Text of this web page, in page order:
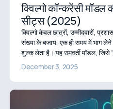
क्विल्गो कॉन्करेंसी
सीट्स (2025)
क्विल्गो केवल छात्रों, उम्मीदवारों,
संख्या के बजाय, एक ही समय में भाग लेने
शुल्क लेता है। यह समवर्ती मॉडल, जिसे
है, लागत को अनुमानित और वास्तविक
परीक्षण मात्रा की अनुमति देता है।
December 3, 2025